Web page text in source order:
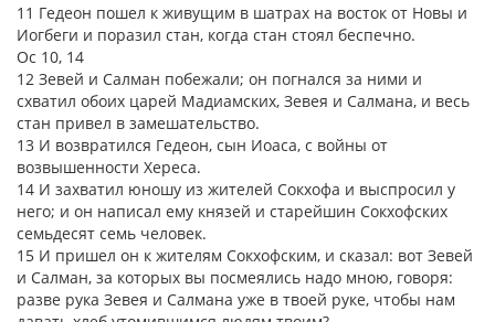
11 Гедеон пошел к живущим в шатрах на восток от Новы и
Иогбеги и поразил стан, когда стан стоял беспечно.
Ос 10, 14
12 Зевей и Салман побежали; он погнался за ними и
схватил обоих царей Мадиамских, Зевея и Салмана, и весь
стан привел в замешательство.
13 И возвратился Гедеон, сын Иоаса, с войны от
возвышенности Хереса.
14 И захватил юношу из жителей Сокхофа и выспросил у
него; и он написал ему князей и старейшин Сокхофских
семьдесят семь человек.
15 И пришел он к жителям Сокхофским, и сказал: вот Зевей
и Салман, за которых вы посмеялись надо мною, говоря:
разве рука Зевея и Салмана уже в твоей руке, чтобы нам